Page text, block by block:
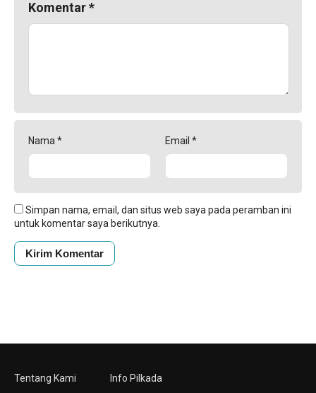
Komentar*
Nama * Email *
Simpan nama, email, dan situs web saya pada peramban ini
untuk komentar saya berikutnya.
Tentang Kami
Info Pilkada